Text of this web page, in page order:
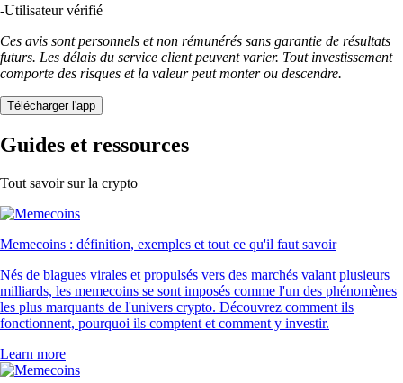
-Utilisateur vérifié
Ces avis sont personnels et non rémunérés sans garantie de résultats
futurs. Les délais du service client peuvent varier. Tout investissement
comporte des risques et la valeur peut monter ou descendre.
Télécharger l'app
Guides et ressources
Tout savoir sur la crypto
Memecoins : définition, exemples et tout ce qu'il faut savoir
Nés de blagues virales et propulsés vers des marchés valant plusieurs
milliards, les memecoins se sont imposés comme l'un des phénomènes
les plus marquants de l'univers crypto. Découvrez comment ils
fonctionnent, pourquoi ils comptent et comment y investir.
Learn more